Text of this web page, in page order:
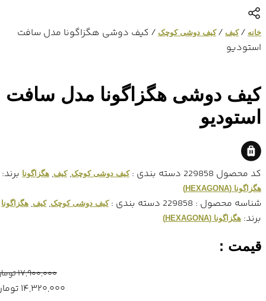
خانه/کیف/کیف دوشی کوچک/ کیف دوشی هگزاگونا مدل سافت
استودیو
کیف دوشی هگزاگونا مدل سافت
استودیو
کد محصول229858 دسته بندی : کیف دوشی کوچک,کیف,هگزاگونا برند:
هگزاگونا (HEXAGONA)
شناسه محصول : 229858 دسته بندی : کیف دوشی کوچک,کیف,هگزاگونا
برند:هگزاگونا (HEXAGONA)
قیمت :
۱۷,۹۰۰,۰۰۰تومان
۱۴,۳۲۰,۰۰۰ تومان